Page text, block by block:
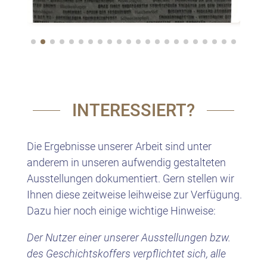
INTERESSIERT?
Die Ergebnisse unserer Arbeit sind unter
anderem in unseren aufwendig gestalteten
Ausstellungen dokumentiert. Gern stellen wir
Ihnen diese zeitweise leihweise zur Verfügung.
Dazu hier noch einige wichtige Hinweise:
Der Nutzer einer unserer Ausstellungen bzw.
des Geschichtskoffers verpflichtet sich, alle